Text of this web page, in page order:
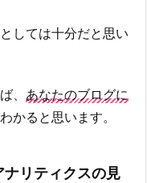
しては十分だと思い
、 あなたのブログに
わかると思います。
ナリティクスの見